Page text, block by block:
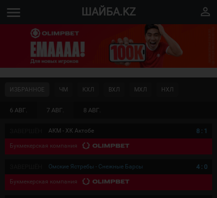
menu ШАЙБА.KZ perm_identity
6 АВГ. 7 АВГ. 8 АВГ.
ИЗБРАННОЕ ЧМ КХЛ ВХЛ МХЛ НХЛ
АКМ - ХК Актобе 8 : 1
Букмекерская компания
Омские Ястребы - Снежные Барсы 4: 0
Букмекерская компания